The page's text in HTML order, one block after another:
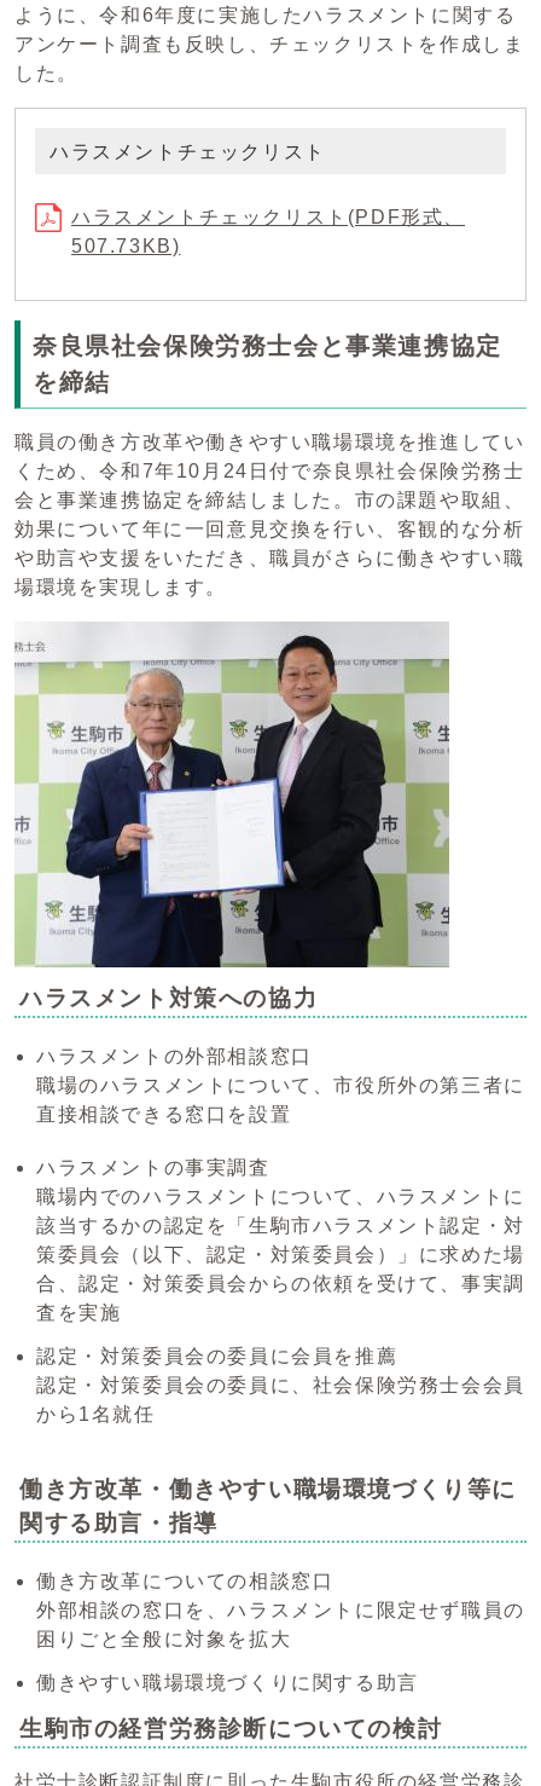
ように、令和6年度に実施したハラスメントに関する
アンケート調査も反映し、チェックリストを作成しま
した。
ハラスメントチェックリスト
ハラスメントチェックリスト(PDF形式、
507.73KB)
奈良県社会保険労務士会と事業連携協定
を締結
職員の働き方改革や働きやすい職場環境を推進してい
くため、令和7年10月24日付で奈良県社会保険労務士
会と事業連携協定を締結しました。市の課題や取組、
効果について年に一回意見交換を行い、客観的な分析
や助言や支援をいただき、職員がさらに働きやすい職
場環境を実現します。
ハラスメント対策への協力
ハラスメントの外部相談窓口
職場のハラスメントについて、市役所外の第三者に
直接相談できる窓口を設置
ハラスメントの事実調査
職場内でのハラスメントについて、ハラスメントに
該当するかの認定を「生駒市ハラスメント認定・対
策委員会（以下、認定・対策委員会）」に求めた場
合、認定・対策委員会からの依頼を受けて、事実調
査を実施
認定・対策委員会の委員に会員を推薦
認定・対策委員会の委員に、社会保険労務士会会員
から1名就任
働き方改革・働きやすい職場環境づくり等に
関する助言・指導
働き方改革についての相談窓口
外部相談の窓口を、ハラスメントに限定せず職員の
困りごと全般に対象を拡大
働きやすい職場環境づくりに関する助言
生駒市の経営労務診断についての検討
社労士診断認証制度に則った生駒市役所の経営労務診